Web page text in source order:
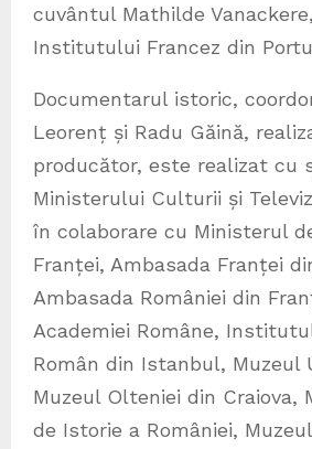
cuvântul Mathilde
Institutului Francez din
Documentarul istoric,
Leorenț și Radu Găină,
producător, este realizat cu
Ministerului Culturii și
în colaborare cu Ministerul
Franței, Ambasada Franței
Ambasada României din
Academiei Române,
Român din Istanbul, Muzeul
Muzeul Olteniei din Craiova,
de Istorie a României,